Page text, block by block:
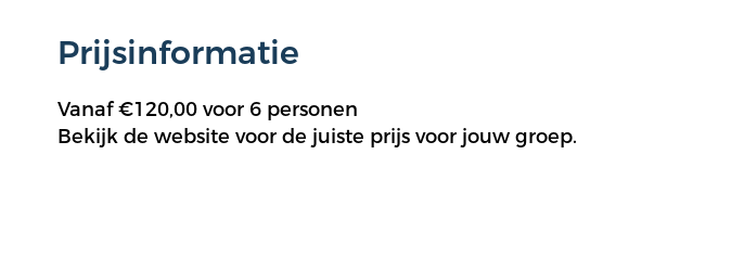
Prijsinformatie
Vanaf €120,00 voor 6 personen
Bekijk de website voor de juiste prijs voor jouw groep.